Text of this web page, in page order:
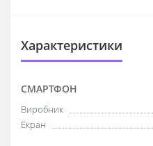
Характеристики
СМАРТФОН
Виробник
Екран